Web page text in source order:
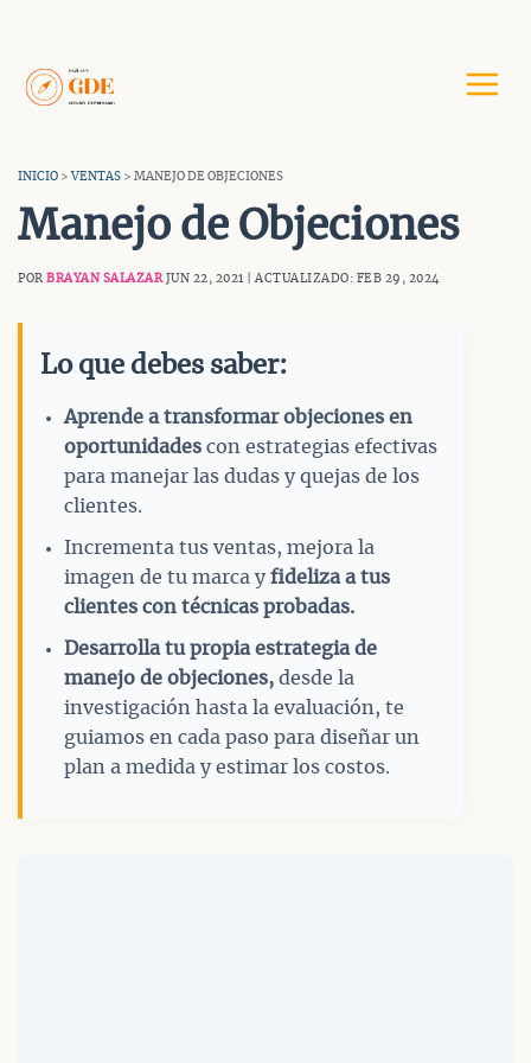
contenido
INICIO > VENTAS > MANEJO DE OBJECIONES
Manejo de Objeciones
POR BRAYAN SALAZARJUN 22, 2021 | ACTUALIZADO: FEB 29, 2024
Lo que debes saber:
Aprende a transformar objeciones en
oportunidades con estrategias efectivas
para manejar las dudas y quejas de los
clientes.
Incrementa tus ventas, mejora la
imagen de tu marca yfideliza a tus
clientes con técnicas probadas.
Desarrolla tu propia estrategia de
manejo de objeciones, desde la
investigación hasta la evaluación, te
guiamos en cada paso para diseñar un
plan a medida y estimar los costos.